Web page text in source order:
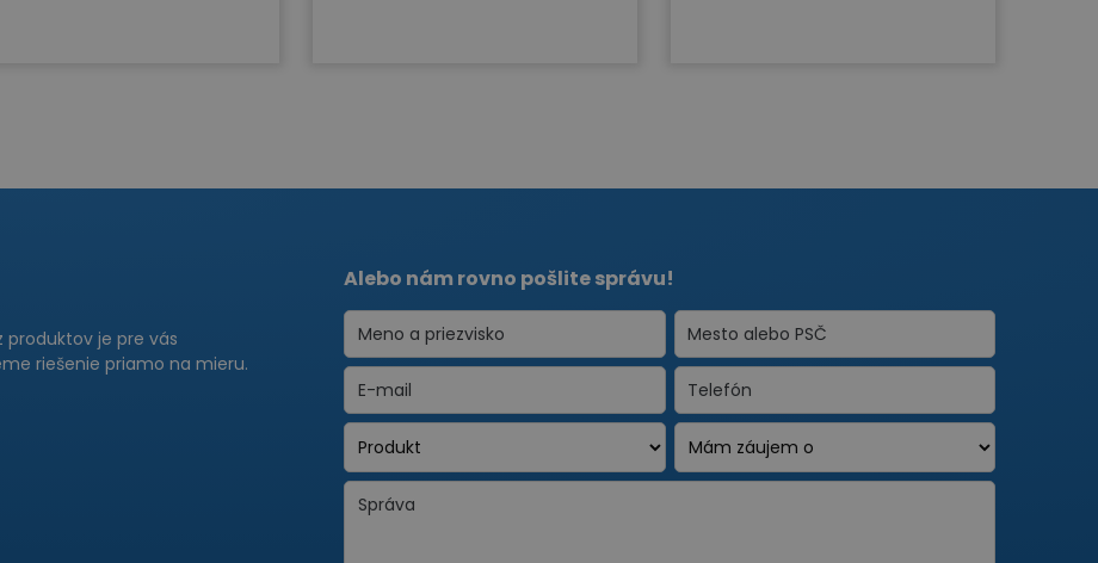
produktov je pre vás
riešenie priamo na mieru.
Alebo nám rovno pošlite správu!